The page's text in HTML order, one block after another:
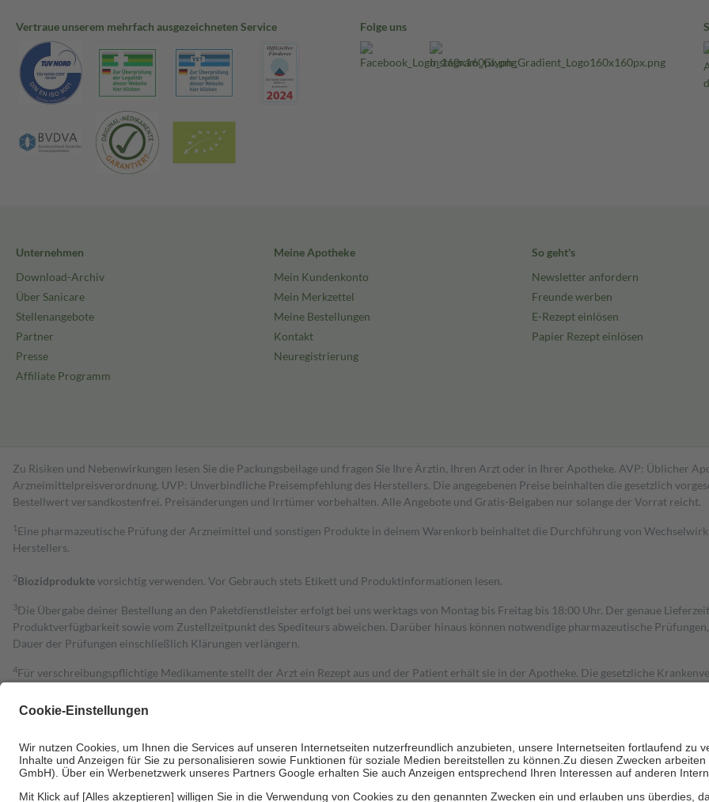
Vertraue unserem mehrfach ausgezeichneten Service Folge uns
Unternehmen
Download-Archiv
Über Sanicare
Stellenangebote
Partner
Presse
Affiliate Programm
Meine Apotheke
Mein Kundenkonto
Mein Merkzettel
Meine Bestellungen
Kontakt
Neuregistrierung
So geht's
Newsletter anfordern
Freunde werben
E-Rezept einlösen
Papier Rezept einlösen
Zu Risiken und Nebenwirkungen lesen Sie die Packungsbeilage und fragen Sie Ihre Ärztin, Ihren Arzt oder in Ihrer Apotheke. AVP: Üblicher
Arzneimittelpreisverordnung. UVP: Unverbindliche Preisempfehlung des Herstellers. Die angegebenen Preise beinhalten die gesetzlich
Bestell­wert versand­kosten­frei. Preisänderungen und Irrtümer vorbehalten. Alle Angebote und Gratis-Beigaben nur solange der Vorrat reicht.
1 Eine pharmazeutische Prüfung der Arzneimittel und sonstigen Produkte in deinem Warenkorb beinhaltet die Durchführung von
Herstellers.
2Biozidproduktevorsichtig verwenden. Vor Gebrauch stets Etikett und Produktinformationen lesen.
3Die Übergabe deiner Bestellung an den Paketdienstleister erfolgt bei uns werktags von Montag bis Freitag bis 18:00 Uhr. Der genaue
Produktverfügbarkeit sowie vom Zustellzeitpunkt des Spediteurs abweichen. Darüber hinaus können notwendige pharmazeutische
Dauer der Prüfungen einschließlich Klärungen verlängern.
4Für verschreibungspflichtige Medikamente stellt der Arzt ein Rezept aus und der Patient erhält sie in der Apotheke. Die gesetzliche
Grundsätzlich leisten Mitglieder Zuzahlungen in Höhe von zehn Prozent des Abgabepreises,
Bei Heilmitteln und häuslicher Krankenpflege beträgt die Zuzahlung zehn Prozent der Kosten sowie zehn Euro je Verordnung.
Um das Engagement der Versicherten für ihre eigene Gesundheit zu stärken und die besondere Stellung der Familie zu unterstützen, fallen